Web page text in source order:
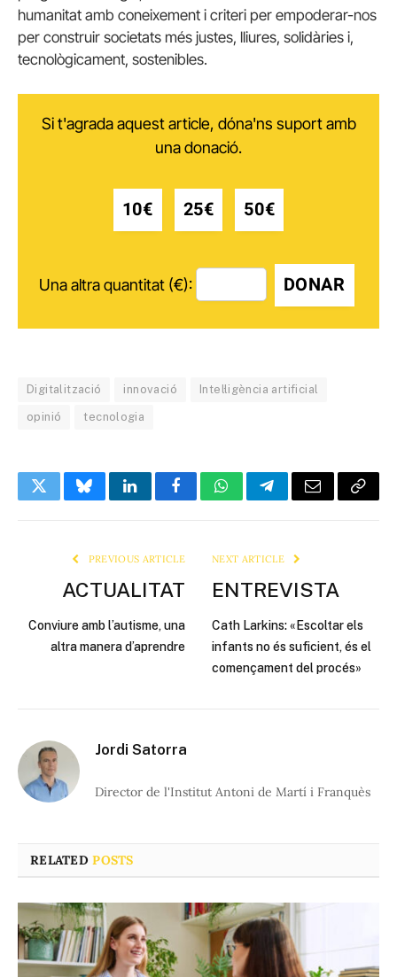
humanitat amb coneixement i criteri per empoderar-nos
per construir societats més justes, lliures, solidàries i,
tecnològicament, sostenibles.
Si t'agrada aquest article, dóna'ns suport amb
una donació.
10€ 25€ 50€
Una altra quantitat (€): DONAR
Digitalització innovació Intel·ligència artificial
opinió tecnologia
TwitterBlueskyLinkedInFacebookWhatsAppTelegramEmail Copy
PREVIOUS ARTICLE
ACTUALITAT
Conviure amb l’autisme, una
altra manera d’aprendre
NEXT ARTICLE
ENTREVISTA
Cath Larkins: «Escoltar els
infants no és suficient, és el
començament del procés»
Jordi Satorra
Director de l'Institut Antoni de Martí i Franquès
RELATEDPOSTS